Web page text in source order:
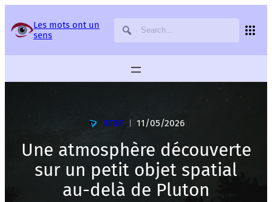
Les mots ont un
sens
RTBF 11/05/2026
Une atmosphère découverte
sur un petit objet spatial
au-delà de Pluton
Panneau de gestion des services